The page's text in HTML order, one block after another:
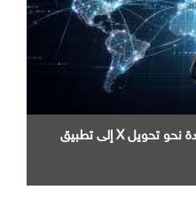
إطلاق " XChat " في خطوة جديدة نحو تحويل X إلى تطبيق